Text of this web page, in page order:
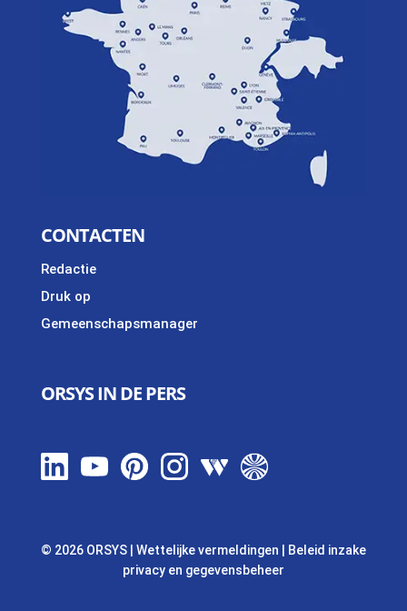
CONTACTEN
Redactie
Druk op
Gemeenschapsmanager
ORSYS IN DE PERS
© 2026 ORSYS Wettelijke vermeldingen
Beleid inzake
privacy en gegevensbeheer